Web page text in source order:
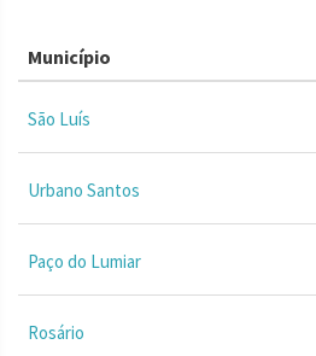
Município
São Luís
Urbano Santos
Paço do Lumiar
Rosário